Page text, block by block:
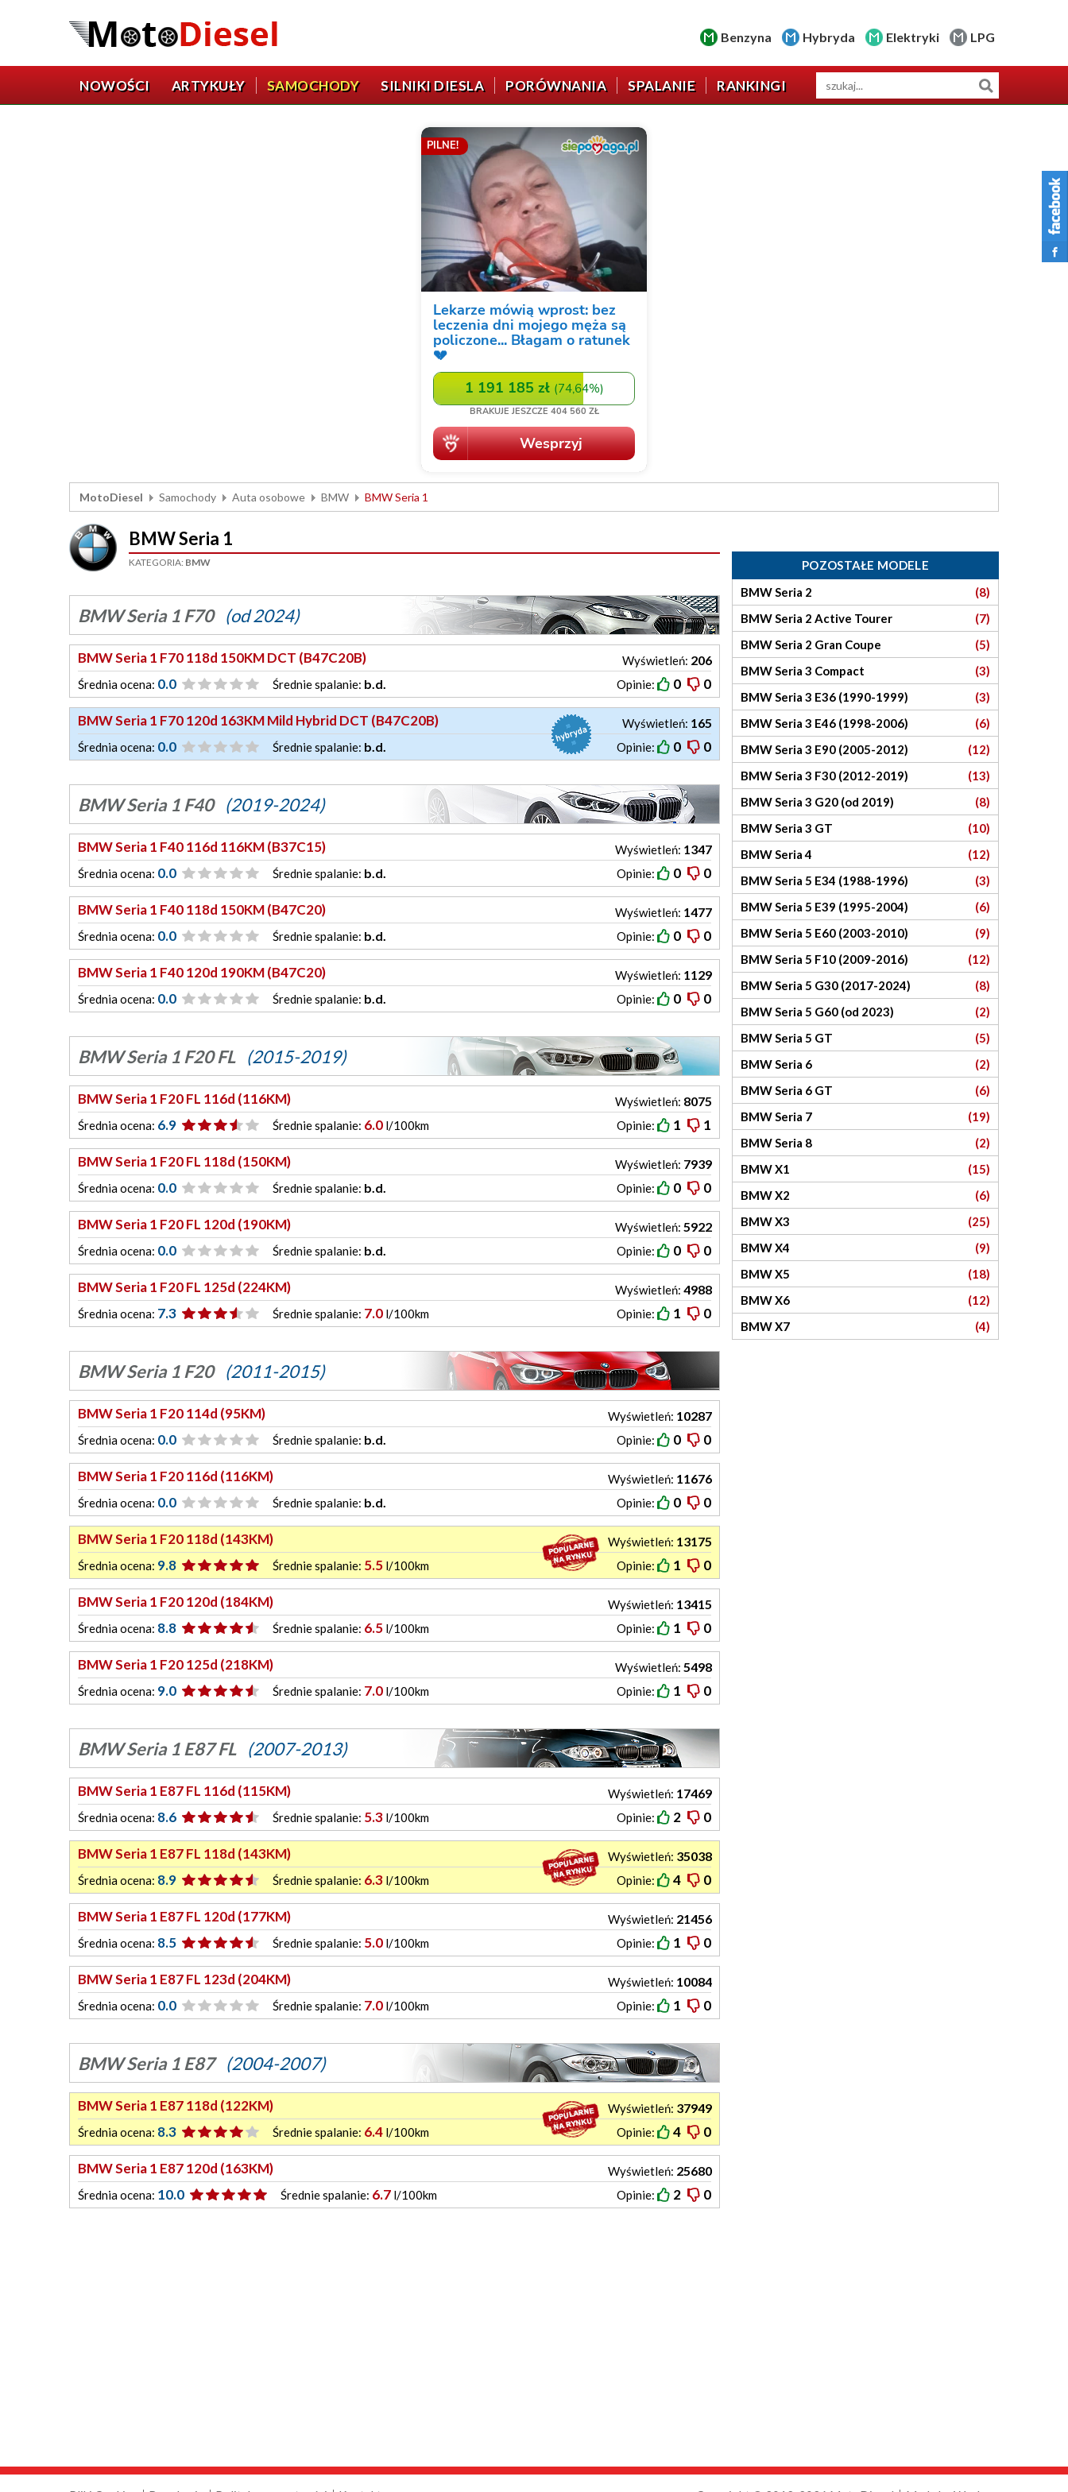
Benzyna Hybryda Elektryki LPG
NOWOŚCI ARTYKUŁY SAMOCHODY SILNIKI DIESLA PORÓWNANIA SPALANIE RANKINGI
MotoDiesel Samochody Auta osobowe BMW BMW Seria 1
BMW Seria 1
KATEGORIA: BMW
BMW Seria 1 F70 (od 2024)
BMW Seria 1 F70 118d 150KM DCT (B47C20B)
Średnia ocena: 0.0 Średnie spalanie: b.d. Opinie: 0 0
Wyświetleń: 206
BMW Seria 1 F70 120d 163KM Mild Hybrid DCT (B47C20B)
Średnia ocena: 0.0 Średnie spalanie: b.d. Opinie: 0 0
Wyświetleń: 165
BMW Seria 1 F40 (2019-2024)
BMW Seria 1 F40 116d 116KM (B37C15)
Średnia ocena: 0.0 Średnie spalanie: b.d. Opinie: 0 0
Wyświetleń: 1347
BMW Seria 1 F40 118d 150KM (B47C20)
Średnia ocena: 0.0 Średnie spalanie: b.d. Opinie: 0 0
Wyświetleń: 1477
BMW Seria 1 F40 120d 190KM (B47C20)
Średnia ocena: 0.0 Średnie spalanie: b.d. Opinie: 0 0
Wyświetleń: 1129
BMW Seria 1 F20 FL (2015-2019)
BMW Seria 1 F20 FL 116d (116KM)
Średnia ocena: 6.9 Średnie spalanie: 6.0 l/100km Opinie: 1 1
Wyświetleń: 8075
BMW Seria 1 F20 FL 118d (150KM)
Średnia ocena: 0.0 Średnie spalanie: b.d. Opinie: 0 0
Wyświetleń: 7939
BMW Seria 1 F20 FL 120d (190KM)
Średnia ocena: 0.0 Średnie spalanie: b.d. Opinie: 0 0
Wyświetleń: 5922
BMW Seria 1 F20 FL 125d (224KM)
Średnia ocena: 7.3 Średnie spalanie: 7.0 l/100km Opinie: 1 0
Wyświetleń: 4988
BMW Seria 1 F20 (2011-2015)
BMW Seria 1 F20 114d (95KM)
Średnia ocena: 0.0 Średnie spalanie: b.d. Opinie: 0 0
Wyświetleń: 10287
BMW Seria 1 F20 116d (116KM)
Średnia ocena: 0.0 Średnie spalanie: b.d. Opinie: 0 0
Wyświetleń: 11676
BMW Seria 1 F20 118d (143KM)
Średnia ocena: 9.8 Średnie spalanie: 5.5 l/100km Opinie: 1 0
Wyświetleń: 13175
BMW Seria 1 F20 120d (184KM)
Średnia ocena: 8.8 Średnie spalanie: 6.5 l/100km Opinie: 1 0
Wyświetleń: 13415
BMW Seria 1 F20 125d (218KM)
Średnia ocena: 9.0 Średnie spalanie: 7.0 l/100km Opinie: 1 0
Wyświetleń: 5498
BMW Seria 1 E87 FL (2007-2013)
BMW Seria 1 E87 FL 116d (115KM)
Średnia ocena: 8.6 Średnie spalanie: 5.3 l/100km Opinie: 2 0
Wyświetleń: 17469
BMW Seria 1 E87 FL 118d (143KM)
Średnia ocena: 8.9 Średnie spalanie: 6.3 l/100km Opinie: 4 0
Wyświetleń: 35038
BMW Seria 1 E87 FL 120d (177KM)
Średnia ocena: 8.5 Średnie spalanie: 5.0 l/100km Opinie: 1 0
Wyświetleń: 21456
BMW Seria 1 E87 FL 123d (204KM)
Średnia ocena: 0.0 Średnie spalanie: 7.0 l/100km Opinie: 1 0
Wyświetleń: 10084
BMW Seria 1 E87 (2004-2007)
BMW Seria 1 E87 118d (122KM)
Średnia ocena: 8.3 Średnie spalanie: 6.4 l/100km Opinie: 4 0
Wyświetleń: 37949
BMW Seria 1 E87 120d (163KM)
Średnia ocena: 10.0 Średnie spalanie: 6.7 l/100km Opinie: 2 0
Wyświetleń: 25680
POZOSTAŁE MODELE
BMW Seria 2
(8)
BMW Seria 2 Active Tourer
(7)
BMW Seria 2 Gran Coupe
(5)
BMW Seria 3 Compact
(3)
BMW Seria 3 E36 (1990-1999)
(3)
BMW Seria 3 E46 (1998-2006)
(6)
BMW Seria 3 E90 (2005-2012)
(12)
BMW Seria 3 F30 (2012-2019)
(13)
BMW Seria 3 G20 (od 2019)
(8)
BMW Seria 3 GT
(10)
BMW Seria 4
(12)
BMW Seria 5 E34 (1988-1996)
(3)
BMW Seria 5 E39 (1995-2004)
(6)
BMW Seria 5 E60 (2003-2010)
(9)
BMW Seria 5 F10 (2009-2016)
(12)
BMW Seria 5 G30 (2017-2024)
(8)
BMW Seria 5 G60 (od 2023)
(2)
BMW Seria 5 GT
(5)
BMW Seria 6
(2)
BMW Seria 6 GT
(6)
BMW Seria 7
(19)
BMW Seria 8
(2)
BMW X1
(15)
BMW X2
(6)
BMW X3
(25)
BMW X4
(9)
BMW X5
(18)
BMW X6
(12)
BMW X7
(4)